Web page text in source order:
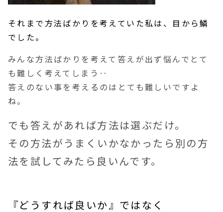
それまで方法ばかりを考えていた私は、目から鱗
でした。
みんな方法ばかりを考えて答えが出ず悩んでとて
も難しく考えてしまう‥
答えのない事を考えるのはとても難しいですよ
ね。
でも答えがあれば方法は選ぶだけ。
その方法がうまくいかなかったら別の方
法を試してみたら良いんです。
『どうすれば良いか』ではなく